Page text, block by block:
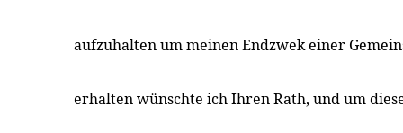
aufzuhalten um meinen Endzwek einer
erhalten wünschte ich Ihren Rath, und um